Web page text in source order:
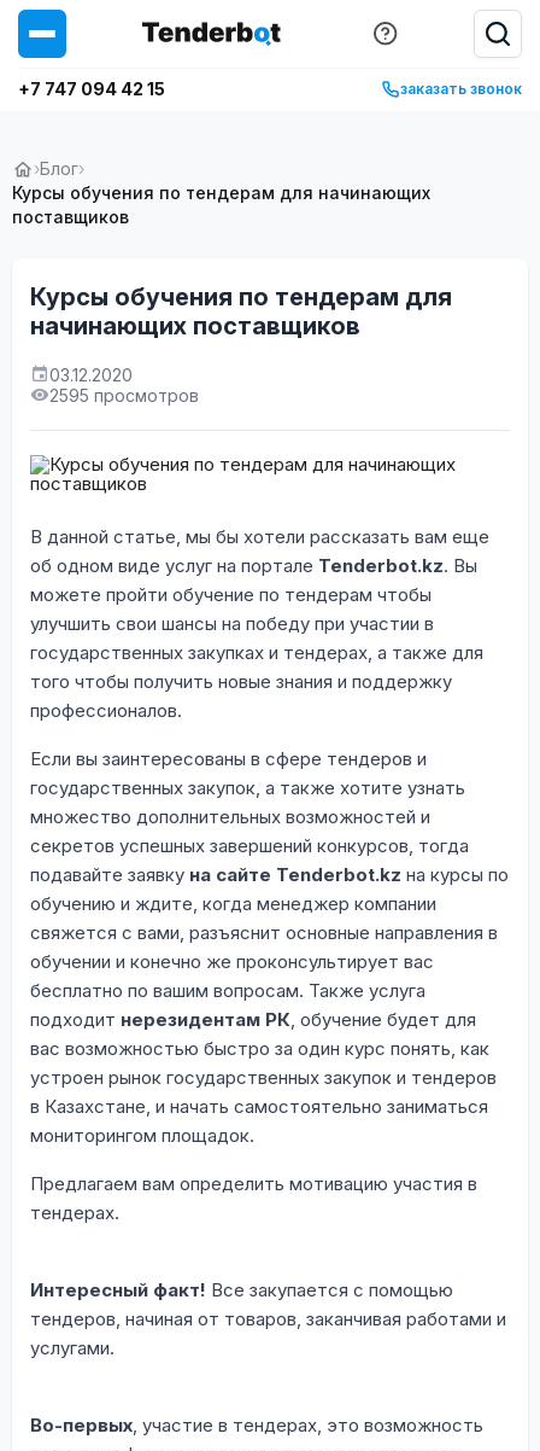
+7 747 094 42 15 заказать звонок
›Блог›
Курсы обучения по тендерам для начинающих
поставщиков
Курсы обучения по тендерам для
начинающих поставщиков
03.12.2020
2595 просмотров
В данной статье, мы бы хотели рассказать вам еще
об одном виде услуг на портале Tenderbot.kz. Вы
можете пройти обучение по тендерам чтобы
улучшить свои шансы на победу при участии в
государственных закупках и тендерах, а также для
того чтобы получить новые знания и поддержку
профессионалов.
Если вы заинтересованы в сфере тендеров и
государственных закупок, а также хотите узнать
множество дополнительных возможностей и
секретов успешных завершений конкурсов, тогда
подавайте заявку на сайте Tenderbot.kz на курсы по
обучению и ждите, когда менеджер компании
свяжется с вами, разъяснит основные направления в
обучении и конечно же проконсультирует вас
бесплатно по вашим вопросам. Также услуга
подходит нерезидентам РК, обучение будет для
вас возможностью быстро за один курс понять, как
устроен рынок государственных закупок и тендеров
в Казахстане, и начать самостоятельно заниматься
мониторингом площадок.
Предлагаем вам определить мотивацию участия в
тендерах.
Интересный факт! Все закупается с помощью
тендеров, начиная от товаров, заканчивая работами и
услугами.
Во-первых, участие в тендерах, это возможность